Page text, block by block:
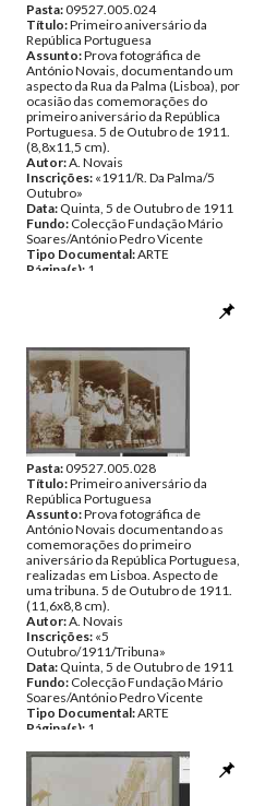
Pasta:09527.005.024
Título:Primeiro aniversário da
República Portuguesa
Assunto:Prova fotográfica de
António Novais, documentando um
aspecto da Rua da Palma (Lisboa), por
ocasião das comemorações do
primeiro aniversário da República
Portuguesa. 5 de Outubro de 1911.
(8,8x11,5 cm).
Autor:A. Novais
Inscrições: «1911/R. Da Palma/5
Outubro»
Data: Quinta, 5 de Outubro de 1911
Fundo: Colecção Fundação Mário
Soares/António Pedro Vicente
Tipo Documental:ARTE
Página(s): 1
Pasta:09527.005.028
Título:Primeiro aniversário da
República Portuguesa
Assunto:Prova fotográfica de
António Novais documentando as
comemorações do primeiro
aniversário da República Portuguesa,
realizadas em Lisboa. Aspecto de
uma tribuna. 5 de Outubro de 1911.
(11,6x8,8 cm).
Autor:A. Novais
Inscrições: «5
Outubro/1911/Tribuna»
Data: Quinta, 5 de Outubro de 1911
Fundo: Colecção Fundação Mário
Soares/António Pedro Vicente
Tipo Documental:ARTE
Página(s): 1